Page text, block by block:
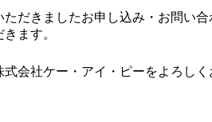
ただきましたお申し込み・お問い
ます。
式会社ケー・アイ・ピーをよろし